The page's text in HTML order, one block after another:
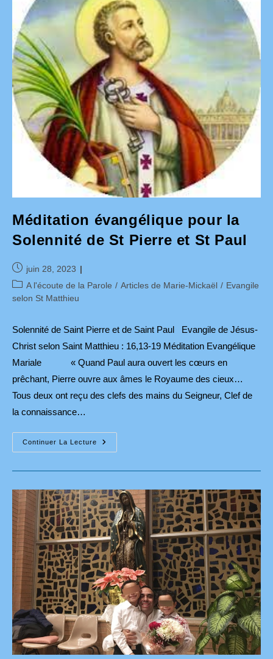
Méditation évangélique pour la
Solennité de St Pierre et St Paul
Publication
publiée :
juin 28, 2023
Post
category:
A l'écoute de la Parole / Articles de Marie-Mickaël / Evangile
selon St Matthieu
Solennité de Saint Pierre et de Saint Paul Evangile de Jésus-
Christ selon Saint Matthieu : 16,13-19 Méditation Evangélique
Mariale « Quand Paul aura ouvert les cœurs en
prêchant, Pierre ouvre aux âmes le Royaume des cieux…
Tous deux ont reçu des clefs des mains du Seigneur, Clef de
la connaissance…
Continuer La Lecture
Méditation
Évangélique
St
Pierre
Et
St
Paul